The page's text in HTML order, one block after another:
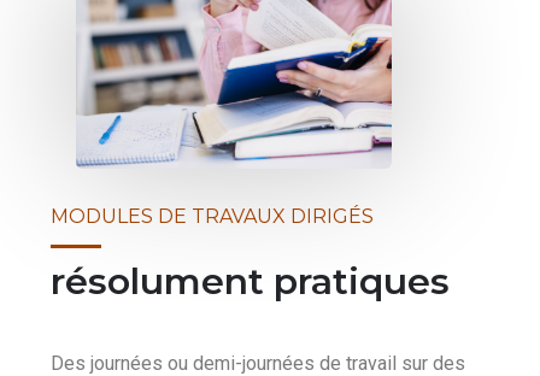
résolument pratiques
MODULES DE TRAVAUX DIRIGÉS
Des journées ou demi-journées de travail sur des